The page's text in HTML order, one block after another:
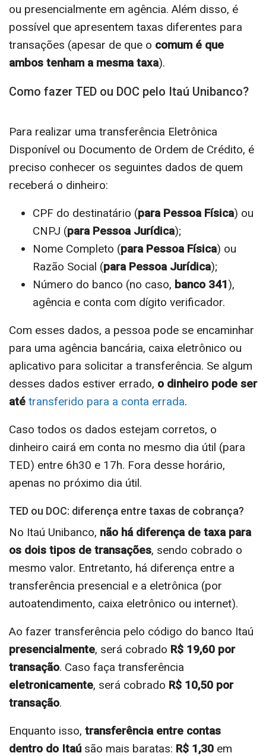
ou presencialmente em agência. Além disso, é
possível que apresentem taxas diferentes para
transações (apesar de que o comum é que
ambos tenham a mesma taxa).
Como fazer TED ou DOC pelo Itaú Unibanco?
Para realizar uma transferência Eletrônica
Disponível ou Documento de Ordem de Crédito, é
preciso conhecer os seguintes dados de quem
receberá o dinheiro:
CPF do destinatário (para Pessoa Física) ou
CNPJ (para Pessoa Jurídica);
Nome Completo (para Pessoa Física) ou
Razão Social (para Pessoa Jurídica);
Número do banco (no caso, banco 341),
agência e conta com dígito verificador.
Com esses dados, a pessoa pode se encaminhar
para uma agência bancária, caixa eletrônico ou
aplicativo para solicitar a transferência. Se algum
desses dados estiver errado, o dinheiro pode ser
até transferido para a conta errada.
Caso todos os dados estejam corretos, o
dinheiro cairá em conta no mesmo dia útil (para
TED) entre 6h30 e 17h. Fora desse horário,
apenas no próximo dia útil.
TED ou DOC: diferença entre taxas de cobrança?
No Itaú Unibanco, não há diferença de taxa para
os dois tipos de transações, sendo cobrado o
mesmo valor. Entretanto, há diferença entre a
transferência presencial e a eletrônica (por
autoatendimento, caixa eletrônico ou internet).
Ao fazer transferência pelo código do banco Itaú
presencialmente, será cobrado R$ 19,60 por
transação. Caso faça transferência
eletronicamente, será cobrado R$ 10,50 por
transação.
Enquanto isso, transferência entre contas
dentro do Itaú são mais baratas: R$ 1,30 em